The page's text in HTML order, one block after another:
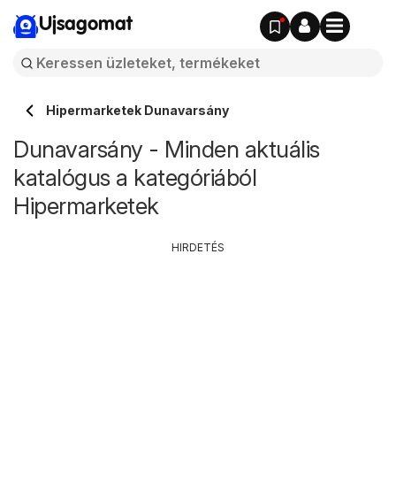
Ujsagomat
Hipermarketek Dunavarsány
Dunavarsány - Minden aktuális
katalógus a kategóriából
Hipermarketek
HIRDETÉS